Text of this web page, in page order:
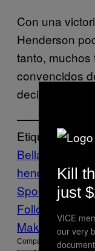
Con una
Henderson
tanto,
convencidos
decisión.
Etiquetado:
Bellator
henderson
Sports
Follow Us On
Make Us
Compartir:
Kill
just
VICE
our very